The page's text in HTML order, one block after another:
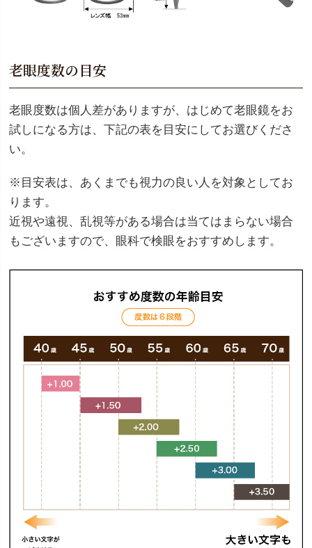
老眼度数の目安
老眼度数は個人差がありますが、はじめて老眼鏡をお
試しになる方は、下記の表を目安にしてお選びくださ
い。
※目安表は、あくまでも視力の良い人を対象としてお
ります。
近視や遠視、乱視等がある場合は当てはまらない場合
もございますので、眼科で検眼をおすすめします。